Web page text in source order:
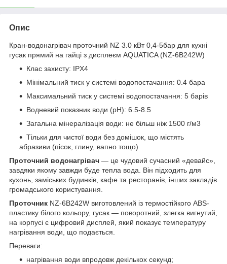
Опис
Кран-водонагрівач проточний NZ 3.0 кВт 0,4-5бар для кухні
гусак прямий на гайці з дисплеєм AQUATICA (NZ-6B242W)
Клас захисту: IPX4
Мінімальний тиск у системі водопостачання: 0.4 бара
Максимальний тиск у системі водопостачання: 5 барів
Водневий показник води (pH): 6.5-8.5
Загальна мінералізація води: не більш ніж 1500 г/м3
Тільки для чистої води без домішок, що містять
абразиви (пісок, глину, вапно тощо)
Проточний водонагрівач — це чудовий сучасний «девайс»,
завдяки якому завжди буде тепла вода. Він підходить для
кухонь, заміських будинків, кафе та ресторанів, інших закладів
громадського користування.
Проточник NZ-6B242W виготовлений із термостійкого ABS-
пластику білого кольору, гусак — поворотний, злегка вигнутий,
на корпусі є цифровий дисплей, який показує температуру
нагрівання води, що подається.
Переваги:
нагрівання води впродовж декількох секунд;